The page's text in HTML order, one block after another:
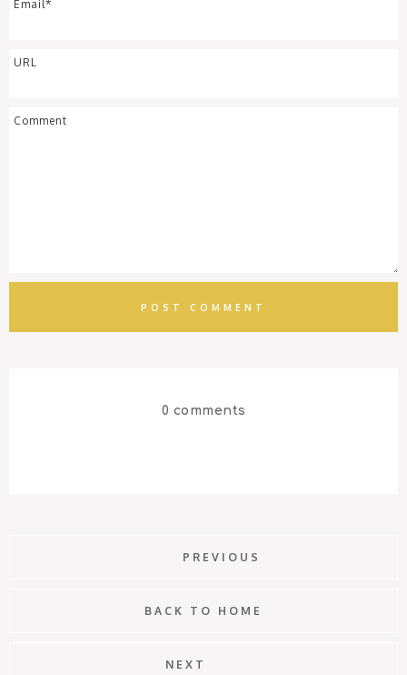
0 comments
PREVIOUS
BACK TO HOME
NEXT